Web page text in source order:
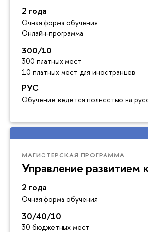
2 года
Очная форма обучения
Онлайн-программа
300/10
300 платных мест
10 платных мест для иностранцев
РУС
Обучение ведётся полностью на
МАГИСТЕРСКАЯ ПРОГРАММА
Управление развитием
2 года
Очная форма обучения
30/40/10
30 бюджетных мест